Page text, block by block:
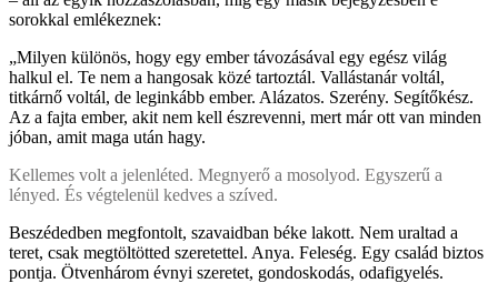
sorokkal emlékeznek:
„Milyen különös, hogy egy ember távozásával egy egész világ
halkul el. Te nem a hangosak közé tartoztál. Vallástanár voltál,
titkárnő voltál, de leginkább ember. Alázatos. Szerény. Segítőkész.
Az a fajta ember, akit nem kell észrevenni, mert már ott van minden
jóban, amit maga után hagy.
Kellemes volt a jelenléted. Megnyerő a mosolyod. Egyszerű a
lényed. És végtelenül kedves a szíved.
Beszédedben megfontolt, szavaidban béke lakott. Nem uraltad a
teret, csak megtöltötted szeretettel. Anya. Feleség. Egy család biztos
pontja. Ötvenhárom évnyi szeretet, gondoskodás, odafigyelés.